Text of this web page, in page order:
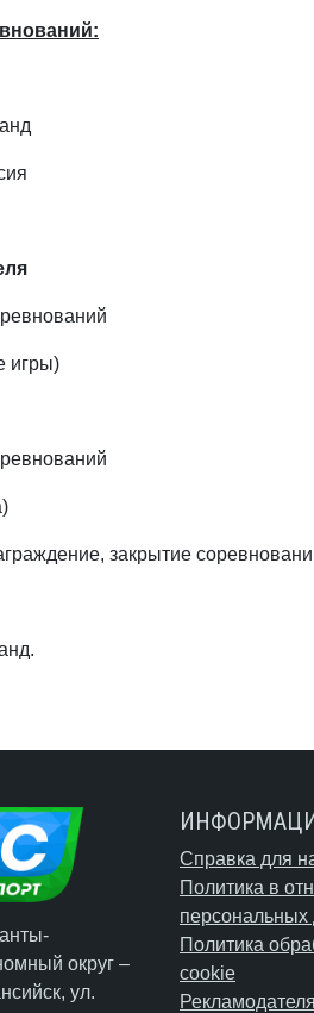
игры)
закрытие
округ –
, ул.
Справка для
Политика в
Политика
cookie